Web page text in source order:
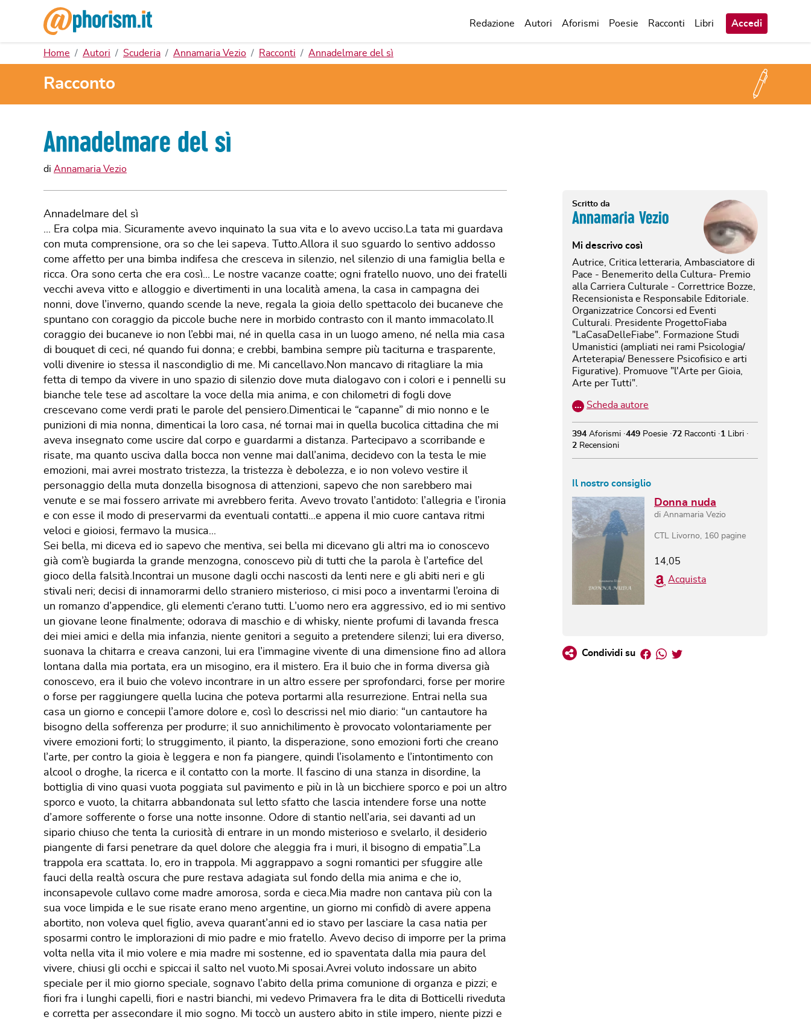
Redazione Autori Aforismi Poesie Racconti Libri Accedi
Home Autori Scuderia Annamaria Vezio Racconti Annadelmare del sì
Racconto
Annadelmare del sì
di Annamaria Vezio
Annadelmare del sì
... Era colpa mia. Sicuramente avevo inquinato la sua vita e lo avevo ucciso.La tata mi guardava
con muta comprensione, ora so che lei sapeva. Tutto.Allora il suo sguardo lo sentivo addosso
come affetto per una bimba indifesa che cresceva in silenzio, nel silenzio di una famiglia bella e
ricca. Ora sono certa che era così... Le nostre vacanze coatte; ogni fratello nuovo, uno dei fratelli
vecchi aveva vitto e alloggio e divertimenti in una località amena, la casa in campagna dei
nonni, dove l’inverno, quando scende la neve, regala la gioia dello spettacolo dei bucaneve che
spuntano con coraggio da piccole buche nere in morbido contrasto con il manto immacolato.Il
coraggio dei bucaneve io non l’ebbi mai, né in quella casa in un luogo ameno, né nella mia casa
di bouquet di ceci, né quando fui donna; e crebbi, bambina sempre più taciturna e trasparente,
volli divenire io stessa il nascondiglio di me. Mi cancellavo.Non mancavo di ritagliare la mia
fetta di tempo da vivere in uno spazio di silenzio dove muta dialogavo con i colori e i pennelli su
bianche tele tese ad ascoltare la voce della mia anima, e con chilometri di fogli dove
crescevano come verdi prati le parole del pensiero.Dimenticai le “capanne” di mio nonno e le
punizioni di mia nonna, dimenticai la loro casa, né tornai mai in quella bucolica cittadina che mi
aveva insegnato come uscire dal corpo e guardarmi a distanza. Partecipavo a scorribande e
risate, ma quanto usciva dalla bocca non venne mai dall’anima, decidevo con la testa le mie
emozioni, mai avrei mostrato tristezza, la tristezza è debolezza, e io non volevo vestire il
personaggio della muta donzella bisognosa di attenzioni, sapevo che non sarebbero mai
venute e se mai fossero arrivate mi avrebbero ferita. Avevo trovato l’antidoto: l’allegria e l’ironia
e con esse il modo di preservarmi da eventuali contatti...e appena il mio cuore cantava ritmi
veloci e gioiosi, fermavo la musica...
Sei bella, mi diceva ed io sapevo che mentiva, sei bella mi dicevano gli altri ma io conoscevo
già com’è bugiarda la grande menzogna, conoscevo più di tutti che la parola è l’artefice del
gioco della falsità.Incontrai un musone dagli occhi nascosti da lenti nere e gli abiti neri e gli
stivali neri; decisi di innamorarmi dello straniero misterioso, ci misi poco a inventarmi l’eroina di
un romanzo d’appendice, gli elementi c’erano tutti. L’uomo nero era aggressivo, ed io mi sentivo
un giovane leone finalmente; odorava di maschio e di whisky, niente profumi di lavanda fresca
dei miei amici e della mia infanzia, niente genitori a seguito a pretendere silenzi; lui era diverso,
suonava la chitarra e creava canzoni, lui era l’immagine vivente di una dimensione fino ad allora
lontana dalla mia portata, era un misogino, era il mistero. Era il buio che in forma diversa già
conoscevo, era il buio che volevo incontrare in un altro essere per sprofondarci, forse per morire
o forse per raggiungere quella lucina che poteva portarmi alla resurrezione. Entrai nella sua
casa un giorno e concepii l’amore dolore e, così lo descrissi nel mio diario: “un cantautore ha
bisogno della sofferenza per produrre; il suo annichilimento è provocato volontariamente per
vivere emozioni forti; lo struggimento, il pianto, la disperazione, sono emozioni forti che creano
l’arte, per contro la gioia è leggera e non fa piangere, quindi l’isolamento e l’intontimento con
alcool o droghe, la ricerca e il contatto con la morte. Il fascino di una stanza in disordine, la
bottiglia di vino quasi vuota poggiata sul pavimento e più in là un bicchiere sporco e poi un altro
sporco e vuoto, la chitarra abbandonata sul letto sfatto che lascia intendere forse una notte
d’amore sofferente o forse una notte insonne. Odore di stantio nell’aria, sei davanti ad un
sipario chiuso che tenta la curiosità di entrare in un mondo misterioso e svelarlo, il desiderio
piangente di farsi penetrare da quel dolore che aleggia fra i muri, il bisogno di empatia”.La
trappola era scattata. Io, ero in trappola. Mi aggrappavo a sogni romantici per sfuggire alle
fauci della realtà oscura che pure restava adagiata sul fondo della mia anima e che io,
inconsapevole cullavo come madre amorosa, sorda e cieca.Mia madre non cantava più con la
sua voce limpida e le sue risate erano meno argentine, un giorno mi confidò di avere appena
abortito, non voleva quel figlio, aveva quarant’anni ed io stavo per lasciare la casa natia per
sposarmi contro le implorazioni di mio padre e mio fratello. Avevo deciso di imporre per la prima
volta nella vita il mio volere e mia madre mi sostenne, ed io spaventata dalla mia paura del
vivere, chiusi gli occhi e spiccai il salto nel vuoto.Mi sposai.Avrei voluto indossare un abito
speciale per il mio giorno speciale, sognavo l’abito della prima comunione di organza e pizzi; e
fiori fra i lunghi capelli, fiori e nastri bianchi, mi vedevo Primavera fra le dita di Botticelli riveduta
e corretta per assecondare il mio sogno. Mi toccò un austero abito in stile impero, niente pizzi e
Scritto da
Annamaria Vezio
Mi descrivo così
Autrice, Critica letteraria, Ambasciatore di
Pace - Benemerito della Cultura- Premio
alla Carriera Culturale - Correttrice Bozze,
Recensionista e Responsabile Editoriale.
Organizzatrice Concorsi ed Eventi
Culturali. Presidente ProgettoFiaba
"LaCasaDelleFiabe". Formazione Studi
Umanistici (ampliati nei rami Psicologia/
Arteterapia/ Benessere Psicofisico e arti
Figurative). Promuove "l'Arte per Gioia,
Arte per Tutti".
… Scheda autore
394 Aforismi 449 Poesie 72 Racconti 1 Libri
2 Recensioni
Il nostro consiglio
Donna nuda
di Annamaria Vezio
CTL Livorno 160 pagine
14,05
Acquista
Condividi su Facebook
Whatsapp
Twitter